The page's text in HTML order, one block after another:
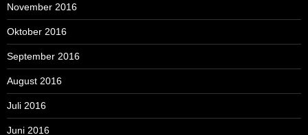
November 2016
Oktober 2016
September 2016
August 2016
Juli 2016
Juni 2016